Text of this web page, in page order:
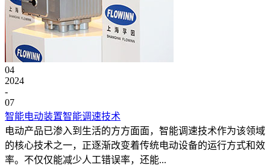
04
2024
-
07
智能电动装置智能调速技术
电动产品已渗入到生活的方方面面，智能调速技术作为该领域
的核心技术之一，正逐渐改变着传统电动设备的运行方式和效
率。不仅仅能减少人工错误率，还能...